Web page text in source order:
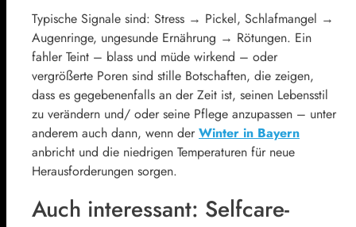
Typische Signale sind: Stress → Pickel, Schlafmangel →
Augenringe, ungesunde Ernährung → Rötungen. Ein
fahler Teint – blass und müde wirkend – oder
vergrößerte Poren sind stille Botschaften, die zeigen,
dass es gegebenenfalls an der Zeit ist, seinen Lebensstil
zu verändern und/ oder seine Pflege anzupassen – unter
anderem auch dann, wenn der Winter in Bayern
anbricht und die niedrigen Temperaturen für neue
Herausforderungen sorgen.
Auch interessant: Selfcare-